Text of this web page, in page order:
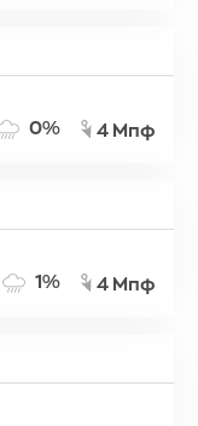
0% 4 Μπφ
1% 4 Μπφ